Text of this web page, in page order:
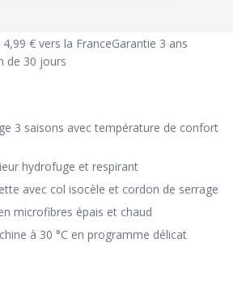
€ vers la FranceGarantie 3 ans
de 30 jours
3 saisons avec température de confort
hydrofuge et respirant
avec col isocèle et cordon de serrage
microfibres épais et chaud
à 30 °C en programme délicat